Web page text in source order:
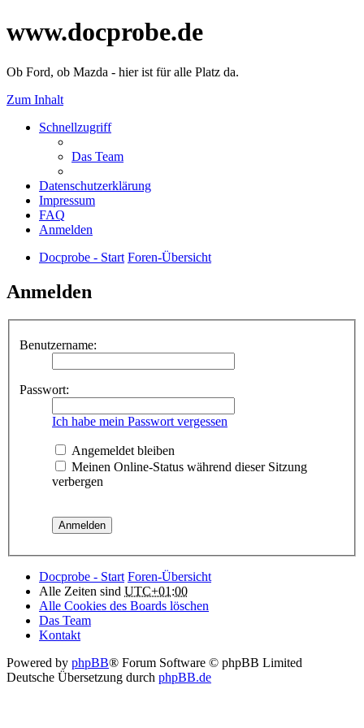
www.docprobe.de
Ob Ford, ob Mazda - hier ist für alle Platz da.
Zum Inhalt
Schnellzugriff
Das Team
Datenschutzerklärung
Impressum
FAQ
Anmelden
Docprobe - Start Foren-Übersicht
Anmelden
Benutzername:
Passwort:
Ich habe mein Passwort vergessen
Angemeldet bleiben
Meinen Online-Status während dieser Sitzung
verbergen
Docprobe - Start Foren-Übersicht
Alle Zeiten sind UTC+01:00
Alle Cookies des Boards löschen
Das Team
Kontakt
Powered by phpBB® Forum Software © phpBB Limited
Deutsche Übersetzung durch phpBB.de